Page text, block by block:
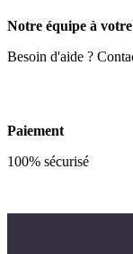
Notre équipe à
Besoin d'aide ?
Paiement
100% sécurisé